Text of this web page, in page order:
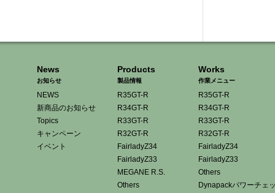
News
お知らせ
NEWS
新商品のお知らせ
Topics
キャンペーン
イベント
Products
製品情報
R35GT-R
R34GT-R
R33GT-R
R32GT-R
FairladyZ34
FairladyZ33
MEGANE R.S.
Others
Works
作業メニュー
R35GT-R
R34GT-R
R33GT-R
R32GT-R
FairladyZ34
FairladyZ33
Others
Dynapackパワーチェ